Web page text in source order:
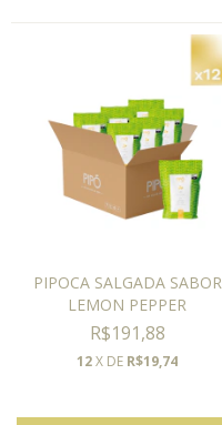
PIPOCA SALGADA SABOR
LEMON PEPPER
R$191,88
12X DE R$19,74